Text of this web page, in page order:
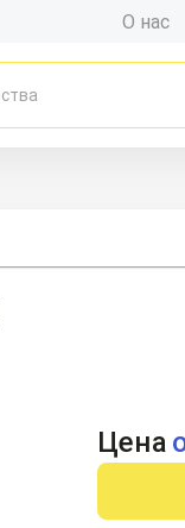
О нас
Цена